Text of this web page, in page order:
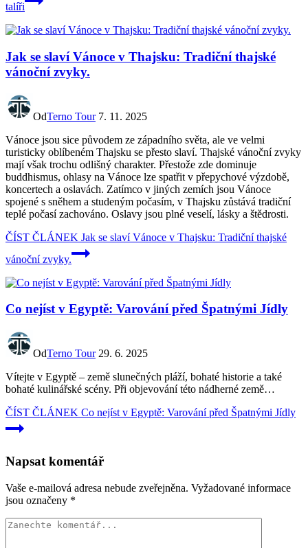
talíři
Jak se slaví Vánoce v Thajsku: Tradiční thajské
vánoční zvyky.
OdTerno Tour 7. 11. 2025
Vánoce jsou sice původem ze západního světa, ale ve velmi
turisticky oblíbeném Thajsku se přesto slaví. Thajské vánoční zvyky
mají však trochu odlišný charakter. Přestože zde dominuje
buddhismus, ohlasy na Vánoce lze spatřit v přepychové výzdobě,
koncertech a oslavách. Zatímco v jiných zemích jsou Vánoce
spojené s sněhem a studeným počasím, v Thajsku zůstává tradiční
teplé počasí zachováno. Oslavy jsou plné veselí, lásky a štědrosti.
ČÍST ČLÁNEK Jak se slaví Vánoce v Thajsku: Tradiční thajské
vánoční zvyky.
Co nejíst v Egyptě: Varování před Špatnými Jídly
OdTerno Tour 29. 6. 2025
Vítejte v Egyptě – země slunečných pláží, bohaté historie a také
bohaté kulinářské scény. Při objevování této nádherné země…
ČÍST ČLÁNEK Co nejíst v Egyptě: Varování před Špatnými Jídly
Napsat komentář
Vaše e-mailová adresa nebude zveřejněna. Vyžadované informace
jsou označeny *